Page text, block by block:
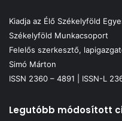
Kiadja az Élő Székelyföld
Székelyföld Munkacsoport
Felelős szerkesztő,
Simó Márton
ISSN 2360 – 4891 | ISSN-L
Legutóbb módosított